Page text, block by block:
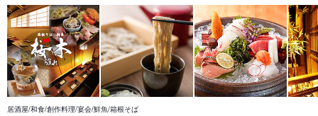
居酒屋/和食/創作料理/宴会/鮮魚/箱根そば